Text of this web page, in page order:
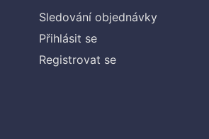
Sledování objednávky
Přihlásit se
Registrovat se